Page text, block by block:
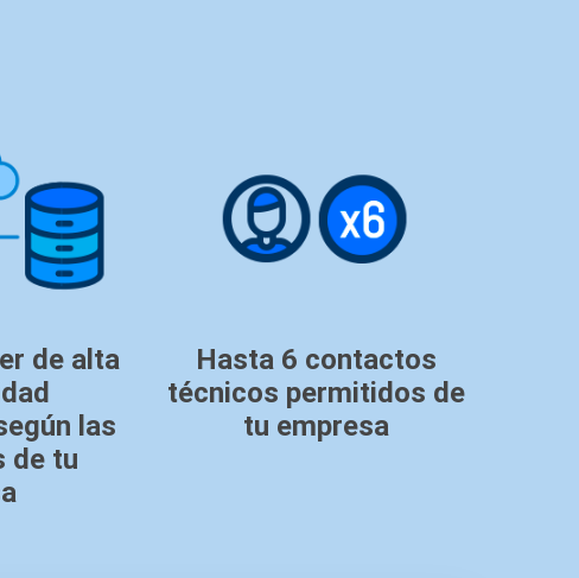
de alta
las
de tu
Hasta 6 contactos
técnicos permitidos de
tu empresa